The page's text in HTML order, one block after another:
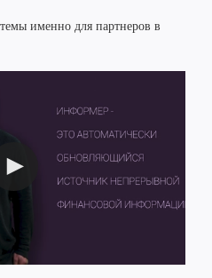
именно для партнеров в